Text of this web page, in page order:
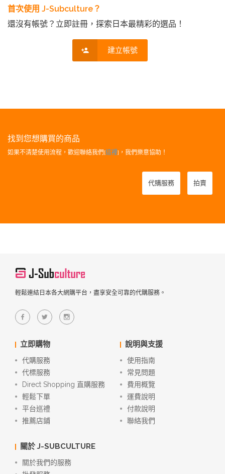
首次使用 J-Subculture？
還沒有帳號？立即註冊，探索日本最精彩的選品！
建立帳號
找到您想購買的商品
如果不清楚使用流程，歡迎聯絡我們[這裡]，我們樂意協助！
代購服務 拍賣
輕鬆連結日本各大網購平台，盡享安全可靠的代購服務。
立即購物
代購服務
代標服務
Direct Shopping 直購服務
輕鬆下單
平台巡禮
推薦店鋪
說明與支援
使用指南
常見問題
費用概覽
運費說明
付款說明
聯絡我們
關於 J-SUBCULTURE
關於我們的服務